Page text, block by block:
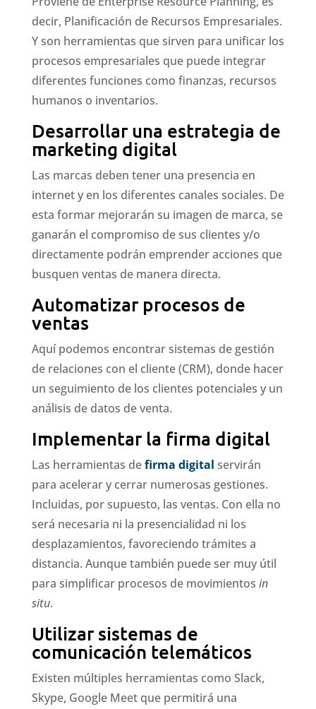
decir, Planificación de Recursos Empresariales.
Y son herramientas que sirven para unificar los
procesos empresariales que puede integrar
diferentes funciones como finanzas, recursos
humanos o inventarios.
Desarrollar una estrategia de
marketing digital
Las marcas deben tener una presencia en
internet y en los diferentes canales sociales. De
esta formar mejorarán su imagen de marca, se
ganarán el compromiso de sus clientes y/o
directamente podrán emprender acciones que
busquen ventas de manera directa.
Automatizar procesos de
ventas
Aquí podemos encontrar sistemas de gestión
de relaciones con el cliente (CRM), donde hacer
un seguimiento de los clientes potenciales y un
análisis de datos de venta.
Implementar la firma digital
Las herramientas defirma digital servirán
para acelerar y cerrar numerosas gestiones.
Incluidas, por supuesto, las ventas. Con ella no
será necesaria ni la presencialidad ni los
desplazamientos, favoreciendo trámites a
distancia. Aunque también puede ser muy útil
para simplificar procesos de movimientos in
situ.
Utilizar sistemas de
comunicación telemáticos
Existen múltiples herramientas como Slack,
Skype, Google Meet que permitirá una